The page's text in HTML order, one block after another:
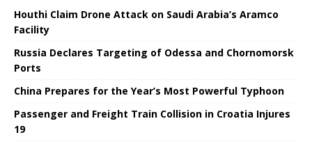
Houthi Claim Drone Attack on Saudi Arabia’s Aramco
Facility
Russia Declares Targeting of Odessa and Chornomorsk
Ports
China Prepares for the Year’s Most Powerful Typhoon
Passenger and Freight Train Collision in Croatia Injures
19